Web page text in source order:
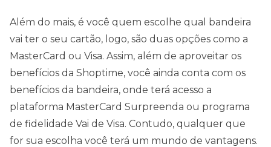
Além do mais, é você quem escolhe qual bandeira
vai ter o seu cartão, logo, são duas opções como a
MasterCard ou Visa. Assim, além de aproveitar os
benefícios da Shoptime, você ainda conta com os
benefícios da bandeira, onde terá acesso a
plataforma MasterCard Surpreenda ou programa
de fidelidade Vai de Visa. Contudo, qualquer que
for sua escolha você terá um mundo de vantagens.